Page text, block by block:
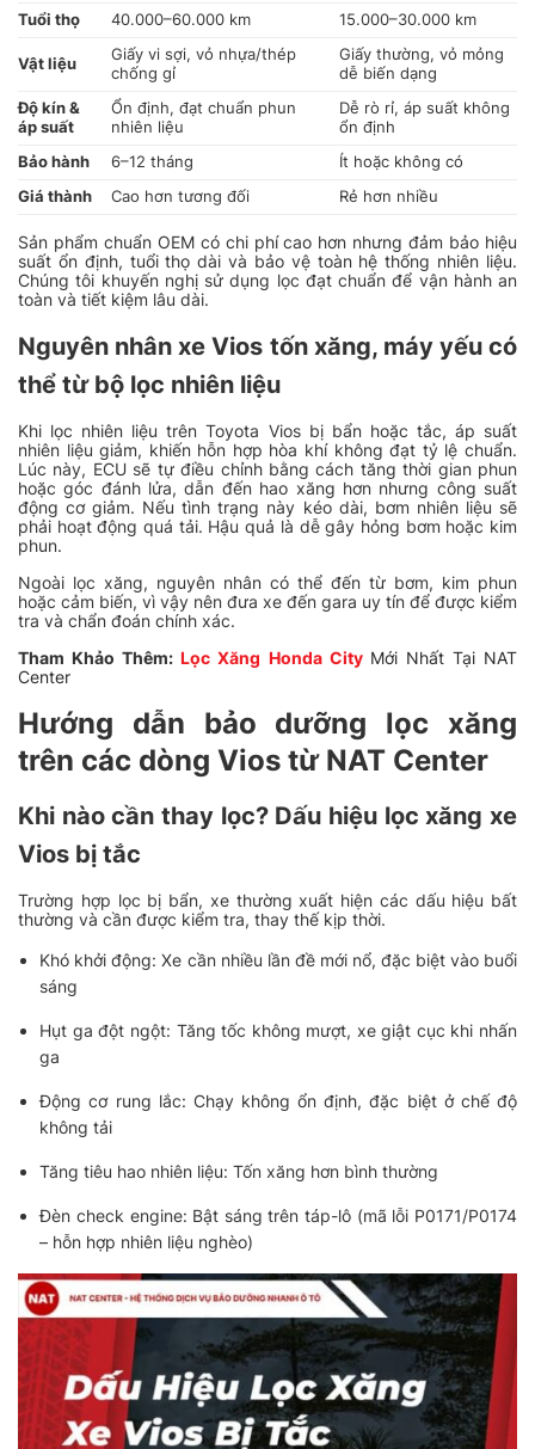
Tuổi thọ 40.000–60.000 km 15.000–30.000 km
Vật liệu
Giấy vi sợi, vỏ nhựa/thép
chống gỉ
Giấy thường, vỏ mỏng
dễ biến dạng
Độ kín &
áp suất
Ổn định, đạt chuẩn phun
nhiên liệu
Dễ rò rỉ, áp suất không
ổn định
Bảo hành
6–12 tháng
Ít hoặc không có
Giá thành
Cao hơn tương đối Rẻ hơn nhiều
Sản phẩm chuẩn OEM có chi phí cao hơn nhưng đảm bảo hiệu
suất ổn định, tuổi thọ dài và bảo vệ toàn hệ thống nhiên liệu.
Chúng tôi khuyến nghị sử dụng lọc đạt chuẩn để vận hành an
toàn và tiết kiệm lâu dài.
Nguyên nhân xe Vios tốn xăng, máy yếu có
thể từ bộ lọc nhiên liệu
Khi lọc nhiên liệu trên Toyota Vios bị bẩn hoặc tắc, áp suất
nhiên liệu giảm, khiến hỗn hợp hòa khí không đạt tỷ lệ chuẩn.
Lúc này, ECU sẽ tự điều chỉnh bằng cách tăng thời gian phun
hoặc góc đánh lửa, dẫn đến hao xăng hơn nhưng công suất
động cơ giảm. Nếu tình trạng này kéo dài, bơm nhiên liệu sẽ
phải hoạt động quá tải. Hậu quả là dễ gây hỏng bơm hoặc kim
phun.
Ngoài lọc xăng, nguyên nhân có thể đến từ bơm, kim phun
hoặc cảm biến, vì vậy nên đưa xe đến gara uy tín để được kiểm
tra và chẩn đoán chính xác.
Tham Khảo Thêm: Lọc Xăng Honda City Mới Nhất Tại NAT
Center
Hướng dẫn bảo dưỡng lọc xăng
trên các dòng Vios từ NAT Center
Khi nào cần thay lọc? Dấu hiệu lọc xăng xe
Vios bị tắc
Trường hợp lọc bị bẩn, xe thường xuất hiện các dấu hiệu bất
thường và cần được kiểm tra, thay thế kịp thời.
Khó khởi động: Xe cần nhiều lần đề mới nổ, đặc biệt vào buổi
sáng
Hụt ga đột ngột: Tăng tốc không mượt, xe giật cục khi nhấn
ga
Động cơ rung lắc: Chạy không ổn định, đặc biệt ở chế độ
không tải
Tăng tiêu hao nhiên liệu: Tốn xăng hơn bình thường
Đèn check engine: Bật sáng trên táp-lô (mã lỗi P0171/P0174
– hỗn hợp nhiên liệu nghèo)